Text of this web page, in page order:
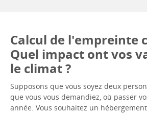
Calcul de l'empreinte
Quel impact ont vos
le climat ?
Supposons que vous soyez deux
que vous vous demandiez, où passer
année. Vous souhaitez un